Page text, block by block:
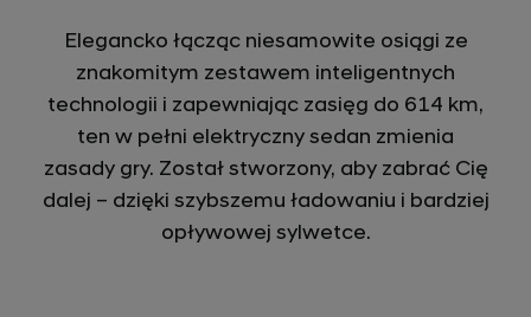
Elegancko łącząc niesamowite osiągi ze
znakomitym zestawem inteligentnych
technologii i zapewniając zasięg do 614 km,
ten w pełni elektryczny sedan zmienia
zasady gry. Został stworzony, aby zabrać Cię
dalej – dzięki szybszemu ładowaniu i bardziej
opływowej sylwetce.